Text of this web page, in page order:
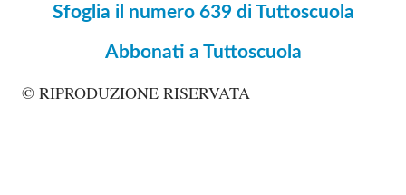
Sfoglia il numero 639 di Tuttoscuola
Abbonati a Tuttoscuola
© RIPRODUZIONE RISERVATA